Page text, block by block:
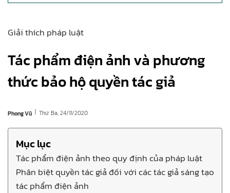
Giải thích pháp luật
Tác phẩm điện ảnh và phương
thức bảo hộ quyền tác giả
Phong Vũ | Thứ Ba, 24/11/2020
Mục lục
Tác phẩm điện ảnh theo quy định của pháp luật
Phân biệt quyền tác giả đối với các tác giả sáng tạo
tác phẩm điện ảnh